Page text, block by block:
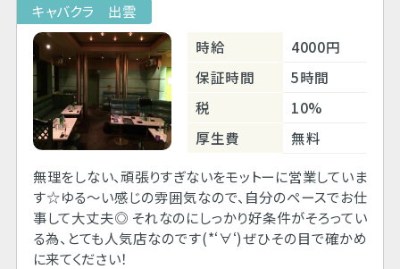
キャバクラ 出雲
時給
4000円
保証時間
5時間
税
10%
厚生費
無料
無理をしない、頑張りすぎないをモットーに営業していま
す☆ゆる～い感じの雰囲気なので、自分のペースでお仕
事して大丈夫◎ それなのにしっかり好条件がそろってい
る為、とても人気店なのです(*‘∀‘)ぜひその目で確かめ
に来てください！